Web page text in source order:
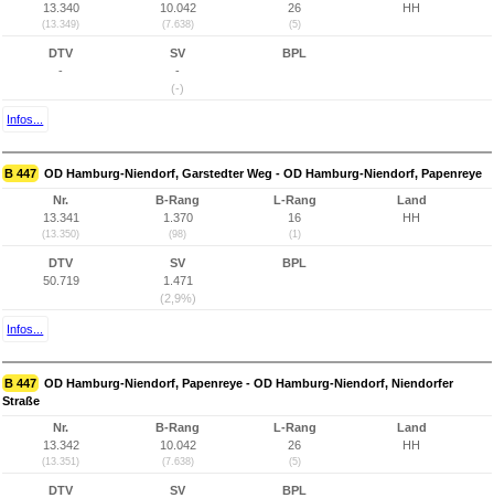
13.340
(13.349)
10.042
(7.638)
26
(5)
HH
DTV
-
SV
-
(-)
BPL
Infos...
B 447 OD Hamburg-Niendorf, Garstedter Weg - OD Hamburg-Niendorf, Papenreye
Nr.
13.341
(13.350)
B-Rang
1.370
(98)
L-Rang
16
(1)
Land
HH
DTV
50.719
SV
1.471
(2,9%)
BPL
Infos...
B 447 OD Hamburg-Niendorf, Papenreye - OD Hamburg-Niendorf, Niendorfer
Straße
Nr.
13.342
(13.351)
B-Rang
10.042
(7.638)
L-Rang
26
(5)
Land
HH
DTV
SV
BPL